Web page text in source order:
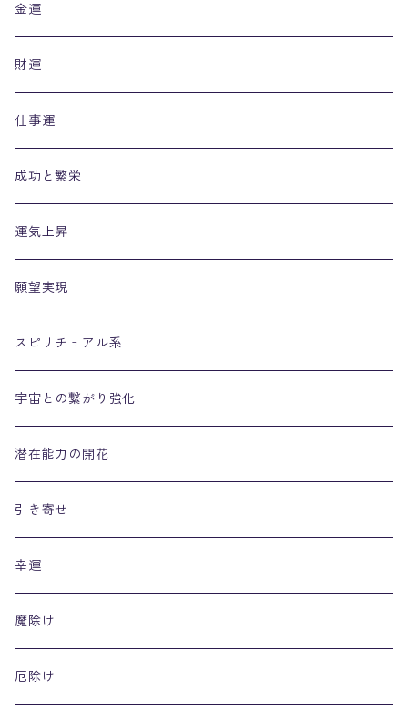
金運
財運
仕事運
成功と繁栄
運気上昇
願望実現
スピリチュアル系
宇宙との繋がり強化
潜在能力の開花
引き寄せ
幸運
魔除け
厄除け